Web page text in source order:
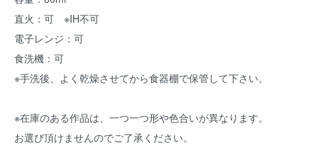
直火：可 ※IH不可
電子レンジ：可
食洗機：可
※手洗後、よく乾燥させてから食器棚で保管して下さい。
※在庫のある作品は、一つ一つ形や色合いが異なります。
お選び頂けませんのでご了承ください。